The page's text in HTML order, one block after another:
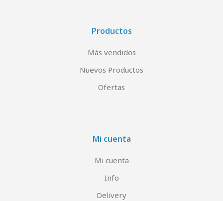
Productos
Más vendidos
Nuevos Productos
Ofertas
Mi cuenta
Mi cuenta
Info
Delivery